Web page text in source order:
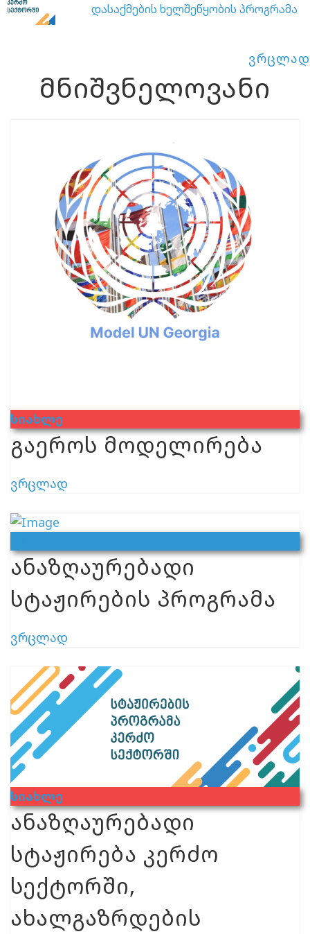
დასაქმების ხელშეწყობის პროგრამა
ვრცლად
მნიშვნელოვანი
Სიახლე
გაეროს მოდელირება
ვრცლად
ანაზღაურებადი
სტაჟირების პროგრამა
ვრცლად
Სიახლე
ანაზღაურებადი
სტაჟირება კერძო
სექტორში,
ახალგაზრდების